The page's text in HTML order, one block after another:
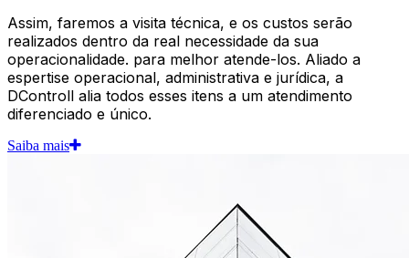
Assim, faremos a visita técnica, e os custos serão
realizados dentro da real necessidade da sua
operacionalidade. para melhor atende-los. Aliado a
espertise operacional, administrativa e jurídica, a
DControll alia todos esses itens a um atendimento
diferenciado e único.
Saiba mais